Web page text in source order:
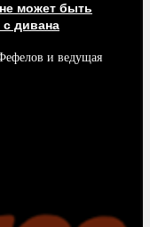
может быть
с дивана
и ведущая